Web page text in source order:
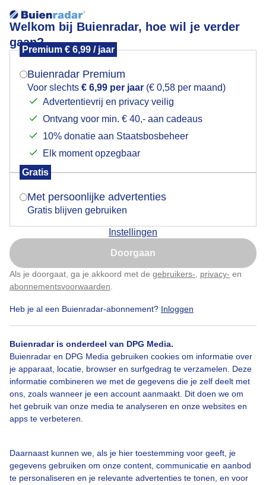
Welkom bij Buienradar, hoe wil je verder
gaan?
Premium € 6,99 / jaar
Buienradar Premium
Voor slechts € 6,99 per jaar (€ 0,58 per maand)
Advertentievrij en privacy veilig
Ontvang voor min. € 40,- aan cadeaus
10% donatie aan Staatsbosbeheer
Elk moment opzegbaar
Gratis
Met persoonlijke advertenties
Gratis blijven gebruiken
Instellingen
Doorgaan
Als je doorgaat, ga je akkoord met de gebruikers- privacy- en
abonnementsvoorwaarden
Heb je al een Buienradar-abonnement? Inloggen
Buienradar is onderdeel van DPG Media.
Buienradar en DPG Media gebruiken cookies om informatie over
je apparaat, locatie, browser en surfgedrag te verzamelen. Deze
informatie combineren we met de gegevens die je zelf deelt met
ons, zoals wanneer je een account aanmaakt. Dit doen we om
het gebruik van onze media te analyseren en onze websites en
apps te verbeteren.
Daarnaast kunnen we, als je hier toestemming voor geeft, je
gegevens gebruiken om onze content, communicatie en aanbod
te personaliseren en je relevante advertenties te tonen, en voor
Stapelwolken en veel zon.
Door: Adri Joosse
Bekijk slideshow
Een moment geduld aub...
Mogen we je locatie gebruiken voor het
Indien je hier nog geen akkoord op hebt gegeven,
verschijnt er zo een pop-up uit je browser waarin
Is goed, toon de popup
Nu niet, misschien later
Klik hierom dit aan te passen